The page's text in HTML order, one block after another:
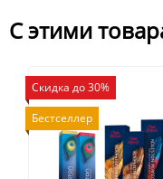
С этими
Скидка до 30%
Бестселлер